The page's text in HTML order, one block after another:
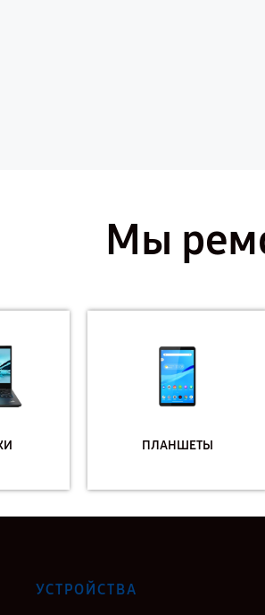
Мы
ПЛАНШЕТЫ
УСТРОЙСТВА